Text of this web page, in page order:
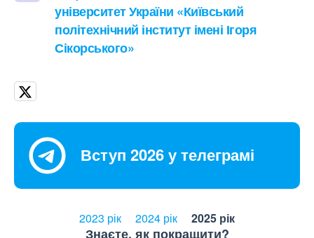
університет України «Київський
політехнічний інститут імені Ігоря
Сікорського»
Вступ 2026 у телеграмі
2023 рік 2024 рік 2025 рік
Знаєте, як покращити?